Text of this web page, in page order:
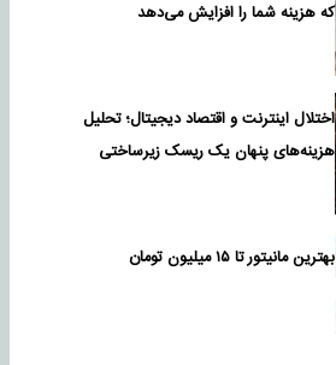
که هزینه شما را افزایش می‌دهد
اختلال اینترنت و اقتصاد دیجیتال؛ تحلیل
هزینه‌های پنهان یک ریسک زیرساختی
بهترین مانیتور تا ۱۵ میلیون تومان